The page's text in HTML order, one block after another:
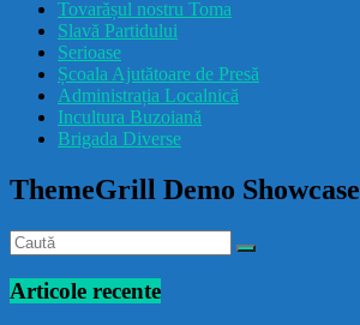
drăcușorulbuzoian
Tovarășul nostru Toma
Slavă Partidului
Serioase
Școala Ajutătoare de Presă
Administrația Localnică
Incultura Buzoiană
Brigada Diverse
ThemeGrill Demo Showcase
Articole recente